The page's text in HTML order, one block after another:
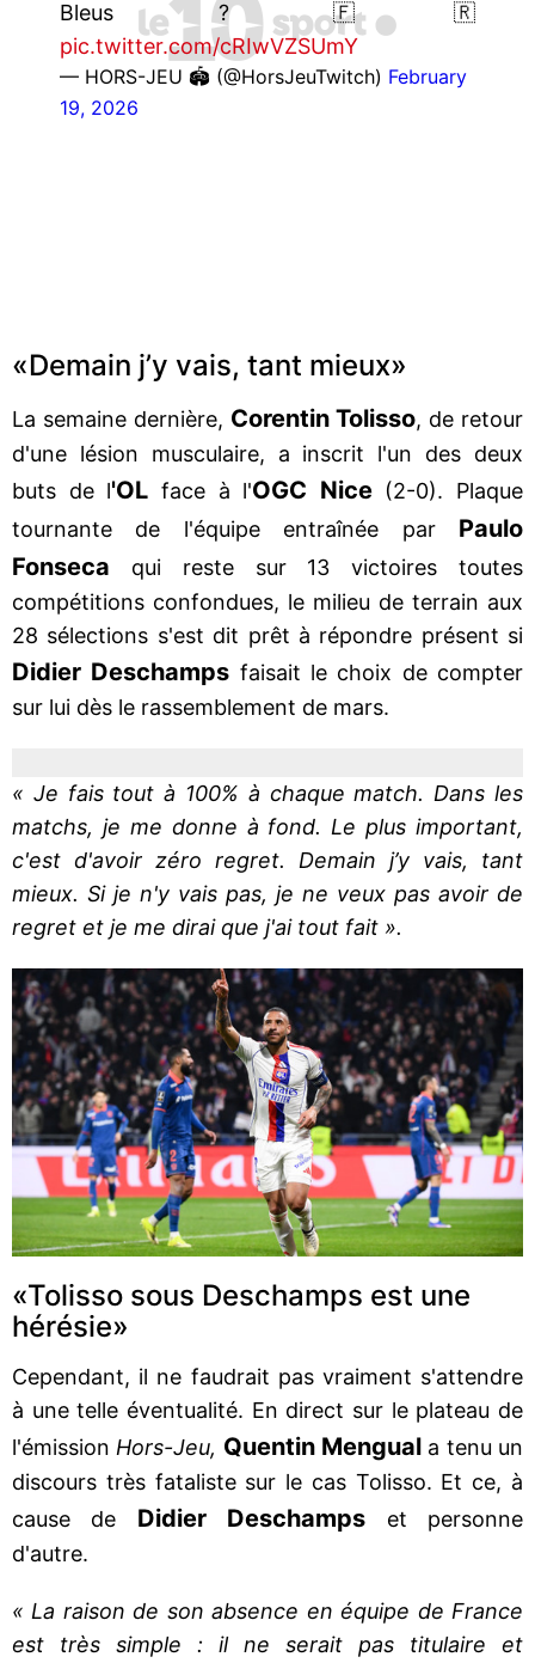
Bleus ? 🇫🇷
pic.twitter.com/cRIwVZSUmY
— HORS-JEU 🏟️ (@HorsJeuTwitch) February
19, 2026
«Demain j’y vais, tant mieux»
La semaine dernière, Corentin Tolisso, de retour
d'une lésion musculaire, a inscrit l'un des deux
buts de l'OL face à l'OGC Nice(2-0). Plaque
tournante de l'équipe entraînée par Paulo
Fonseca qui reste sur 13 victoires toutes
compétitions confondues, le milieu de terrain aux
28 sélections s'est dit prêt à répondre présent si
Didier Deschamps faisait le choix de compter
sur lui dès le rassemblement de mars.
« Je fais tout à 100% à chaque match. Dans les
matchs, je me donne à fond. Le plus important,
c'est d'avoir zéro regret. Demain j’y vais, tant
mieux. Si je n'y vais pas, je ne veux pas avoir de
regret et je me dirai que j'ai tout fait ».
«Tolisso sous Deschamps est une
hérésie»
Cependant, il ne faudrait pas vraiment s'attendre
à une telle éventualité. En direct sur le plateau de
l'émission Hors-Jeu, Quentin Mengual a tenu un
discours très fataliste sur le cas Tolisso. Et ce, à
cause de Didier Deschamps
et personne
d'autre.
« La raison de son absence en équipe de France
est très simple : il ne serait pas titulaire et